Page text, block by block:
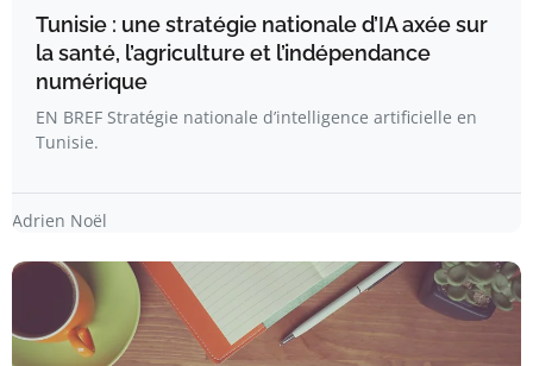
Tunisie : une stratégie nationale d’IA axée sur
la santé, l’agriculture et l’indépendance
numérique
EN BREF Stratégie nationale d’intelligence artificielle en
Tunisie.
Adrien Noël